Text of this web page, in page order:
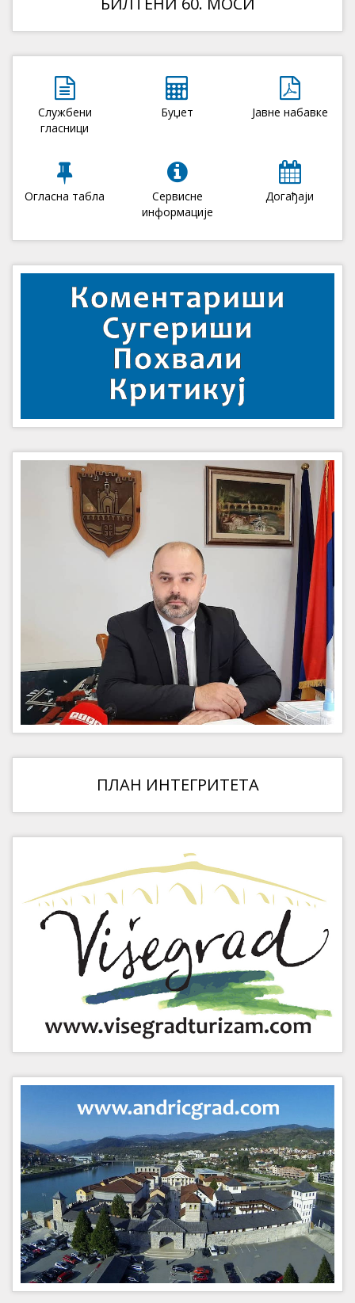
Службени
гласници
Буџет Јавне набавке
Огласна табла
Сервисне
информације
Догађаји
ПЛАН ИНТЕГРИТЕТА